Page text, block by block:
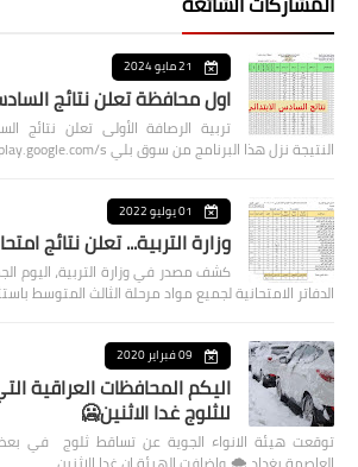
21 مايو 2024
اول محافظة تعلن نتائج
تربية الرصافة الأولى تعلن نتائج
النتيجة نزل هذا البرنامج من سوق بلي https://play.google.com/s…
01 يوليو 2022
وزارة التربية... تعلن نتائج
كشف مصدر في وزارة التربية، اليوم
الدفاتر الامتحانية لجميع مواد مرحلة الثالث المتوسط
09 فبراير 2020
اليكم المحافظات العراقية
للثلوج غدا الاثنين🥶
توقعت هيئة الانواء الجوية عن تساقط ثلوج في